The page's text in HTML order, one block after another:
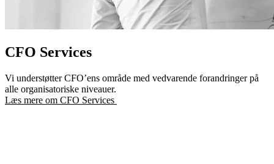
CFO Services
Vi understøtter CFO’ens område med vedvarende forandringer på
alle organisatoriske niveauer.
Læs mere om CFO Services